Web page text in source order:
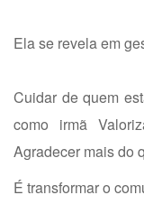
Ela se revela em
Cuidar de quem
como irmã
Agradecer mais do
É transformar o